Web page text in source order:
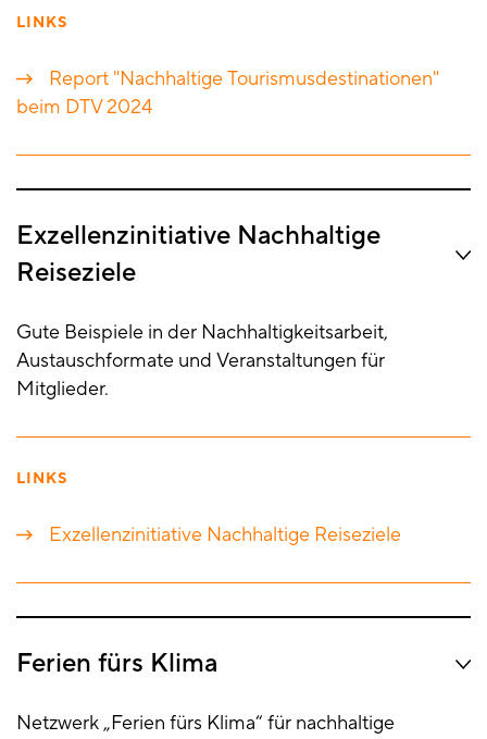
LINKS
Report "Nachhaltige Tourismusdestinationen"
beim DTV 2024
Exzellenzinitiative Nachhaltige
Reiseziele
Gute Beispiele in der Nachhaltigkeitsarbeit,
Austauschformate und Veranstaltungen für
Mitglieder.
LINKS
Exzellenzinitiative Nachhaltige Reiseziele
Ferien fürs Klima
Netzwerk „Ferien fürs Klima“ für nachhaltige